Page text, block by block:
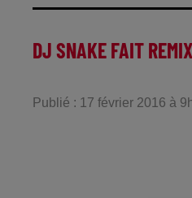
DJ SNAKE FAIT
Publié : 17 février 2016 à